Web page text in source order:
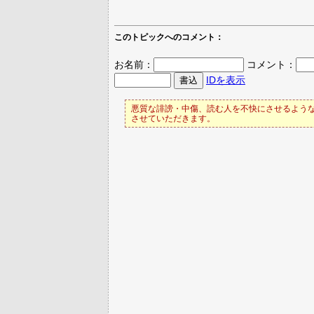
このトピックへのコメント：
お名前：
コメント：
IDを表示
悪質な誹謗・中傷、読む人を不快にさせるよう
させていただきます。